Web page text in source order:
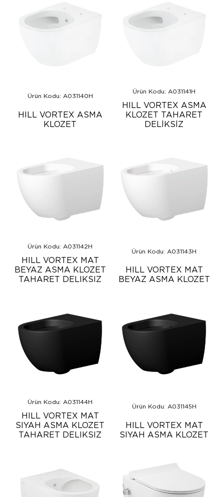
Ürün Kodu: A031140H
HILL VORTEX ASMA
KLOZET
Ürün Kodu: A031141H
HILL VORTEX ASMA
KLOZET TAHARET
DELİKSİZ
Ürün Kodu: A031142H
HILL VORTEX MAT
BEYAZ ASMA KLOZET
TAHARET DELIKSIZ
Ürün Kodu: A031143H
HILL VORTEX MAT
BEYAZ ASMA KLOZET
Ürün Kodu: A031144H
HILL VORTEX MAT
SIYAH ASMA KLOZET
TAHARET DELIKSIZ
Ürün Kodu: A031145H
HILL VORTEX MAT
SIYAH ASMA KLOZET